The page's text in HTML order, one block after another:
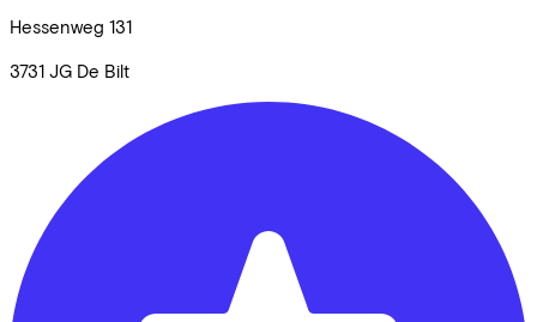
Hessenweg 131
3731 JG De Bilt